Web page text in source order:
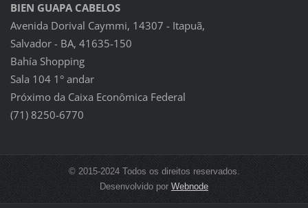
BIEN GUAPA CABELOS
Avenida Dorival Caymmi, 14307 - Itapuã,
Salvador - BA, 41635-150
Bahía Shopping
Sala 104 1° andar
Próximo da Caixa Econômica Federal
(71) 8250-6770
© 2015-2024 Todos os direitos reservados.
Desenvolvido por Webnode